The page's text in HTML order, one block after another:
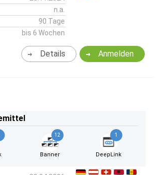
n.a.
90 Tage
bis 6 Wochen
Anmelden
Details
12
Banner
1
DeepLink